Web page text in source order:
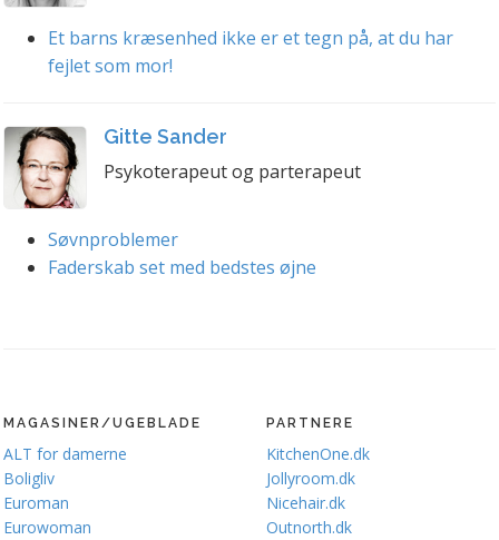
Et barns kræsenhed ikke er et tegn på, at du har
fejlet som mor!
Gitte Sander
Psykoterapeut og parterapeut
Søvnproblemer
Faderskab set med bedstes øjne
MAGASINER/UGEBLADE
ALT for damerne
Boligliv
Euroman
Eurowoman
PARTNERE
KitchenOne.dk
Jollyroom.dk
Nicehair.dk
Outnorth.dk